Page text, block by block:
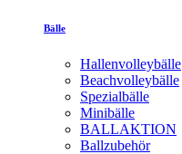
Bälle
Hallenvolleybälle
Beachvolleybälle
Spezialbälle
Minibälle
BALLAKTION
Ballzubehör